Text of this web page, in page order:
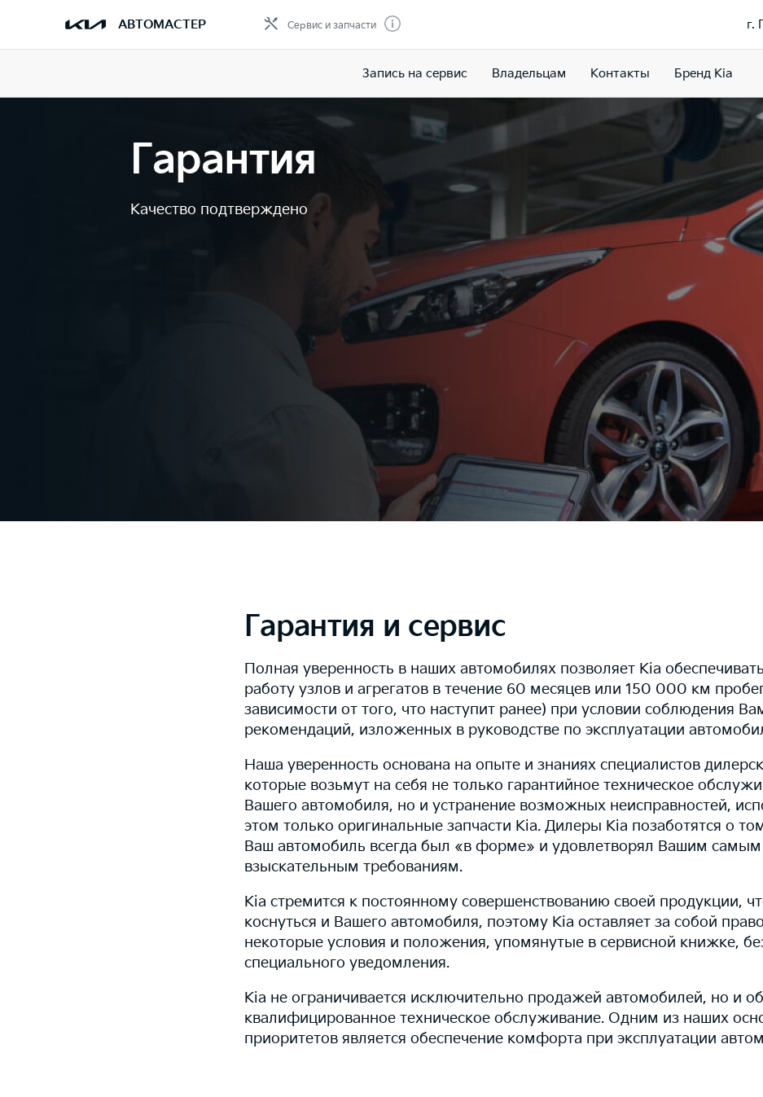
АВТОМАСТЕР Сервис и запчасти г.
Запись на сервис Владельцам Контакты Бренд Kia
Гарантия
Качество подтверждено
Гарантия и сервис
Полная уверенность в наших автомобилях позволяет Kia
работу узлов и агрегатов в течение 60 месяцев или 150 000 км
зависимости от того, что наступит ранее) при условии соблюдения
рекомендаций, изложенных в руководстве по эксплуатации
Наша уверенность основана на опыте и знаниях специалистов
которые возьмут на себя не только гарантийное техническое
Вашего автомобиля, но и устранение возможных неисправностей,
этом только оригинальные запчасти Kia. Дилеры Kia позаботятся о
Ваш автомобиль всегда был «в форме» и удовлетворял Вашим самым
взыскательным требованиям.
Kia стремится к постоянному совершенствованию своей продукции,
коснуться и Вашего автомобиля, поэтому Kia оставляет за собой
некоторые условия и положения, упомянутые в сервисной книжке,
специального уведомления.
Kia не ограничивается исключительно продажей автомобилей, но и
квалифицированное техническое обслуживание. Одним из наших
приоритетов является обеспечение комфорта при эксплуатации